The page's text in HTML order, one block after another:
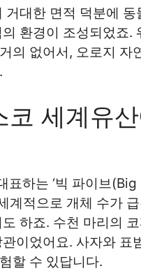
거대한 면적 덕분에
환경이 조성되었죠.
의 없어서, 오로지 자
코 세계유
표하는 ‘빅 파이브
계적으로 개체 수가
하죠. 수천 마리의
이었어요. 사자와 표
할 수 있답니다.